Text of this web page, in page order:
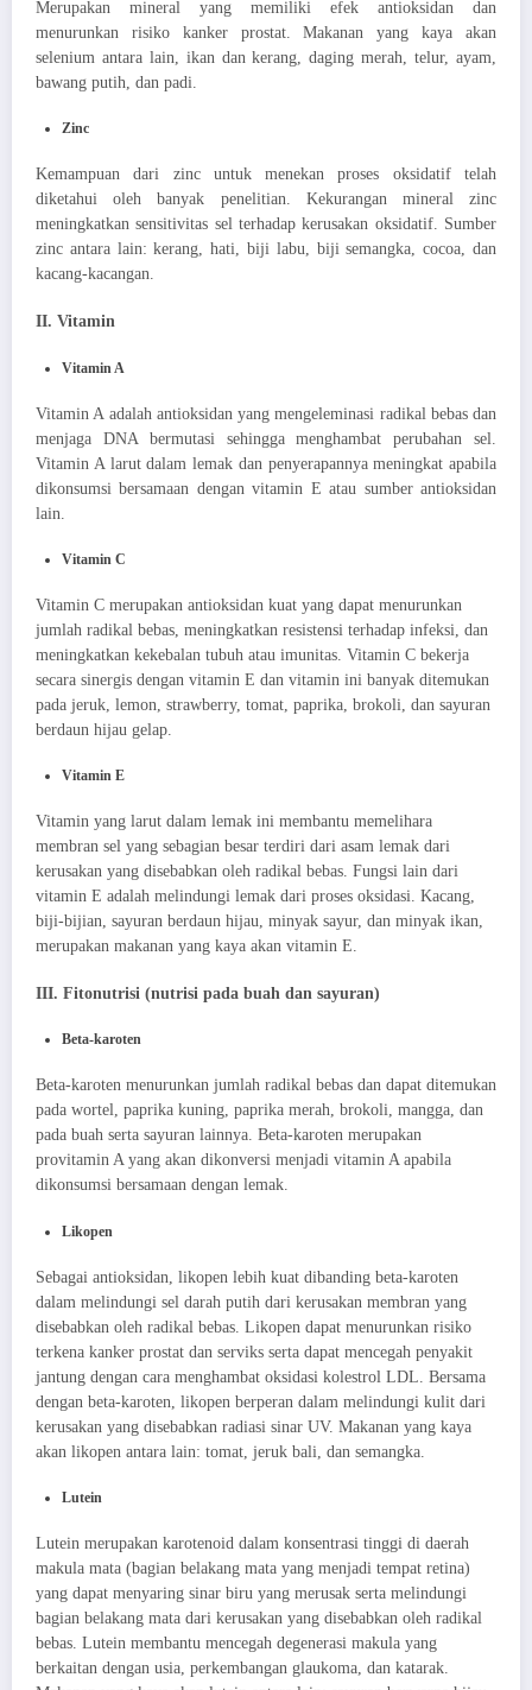
Merupakan mineral yang memiliki efek antioksidan dan
menurunkan risiko kanker prostat. Makanan yang kaya akan
selenium antara lain, ikan dan kerang, daging merah, telur, ayam,
bawang putih, dan padi.
Zinc
Kemampuan dari zinc untuk menekan proses oksidatif telah
diketahui oleh banyak penelitian. Kekurangan mineral zinc
meningkatkan sensitivitas sel terhadap kerusakan oksidatif. Sumber
zinc antara lain: kerang, hati, biji labu, biji semangka, cocoa, dan
kacang-kacangan.
II. Vitamin
Vitamin A
Vitamin A adalah antioksidan yang mengeleminasi radikal bebas dan
menjaga DNA bermutasi sehingga menghambat perubahan sel.
Vitamin A larut dalam lemak dan penyerapannya meningkat apabila
dikonsumsi bersamaan dengan vitamin E atau sumber antioksidan
lain.
Vitamin C
Vitamin C merupakan antioksidan kuat yang dapat menurunkan
jumlah radikal bebas, meningkatkan resistensi terhadap infeksi, dan
meningkatkan kekebalan tubuh atau imunitas. Vitamin C bekerja
secara sinergis dengan vitamin E dan vitamin ini banyak ditemukan
pada jeruk, lemon, strawberry, tomat, paprika, brokoli, dan sayuran
berdaun hijau gelap.
Vitamin E
Vitamin yang larut dalam lemak ini membantu memelihara
membran sel yang sebagian besar terdiri dari asam lemak dari
kerusakan yang disebabkan oleh radikal bebas. Fungsi lain dari
vitamin E adalah melindungi lemak dari proses oksidasi. Kacang,
biji-bijian, sayuran berdaun hijau, minyak sayur, dan minyak ikan,
merupakan makanan yang kaya akan vitamin E.
III. Fitonutrisi (nutrisi pada buah dan sayuran)
Beta-karoten
Beta-karoten menurunkan jumlah radikal bebas dan dapat ditemukan
pada wortel, paprika kuning, paprika merah, brokoli, mangga, dan
pada buah serta sayuran lainnya. Beta-karoten merupakan
provitamin A yang akan dikonversi menjadi vitamin A apabila
dikonsumsi bersamaan dengan lemak.
Likopen
Sebagai antioksidan, likopen lebih kuat dibanding beta-karoten
dalam melindungi sel darah putih dari kerusakan membran yang
disebabkan oleh radikal bebas. Likopen dapat menurunkan risiko
terkena kanker prostat dan serviks serta dapat mencegah penyakit
jantung dengan cara menghambat oksidasi kolestrol LDL. Bersama
dengan beta-karoten, likopen berperan dalam melindungi kulit dari
kerusakan yang disebabkan radiasi sinar UV. Makanan yang kaya
akan likopen antara lain: tomat, jeruk bali, dan semangka.
Lutein
Lutein merupakan karotenoid dalam konsentrasi tinggi di daerah
makula mata (bagian belakang mata yang menjadi tempat retina)
yang dapat menyaring sinar biru yang merusak serta melindungi
bagian belakang mata dari kerusakan yang disebabkan oleh radikal
bebas. Lutein membantu mencegah degenerasi makula yang
berkaitan dengan usia, perkembangan glaukoma, dan katarak.